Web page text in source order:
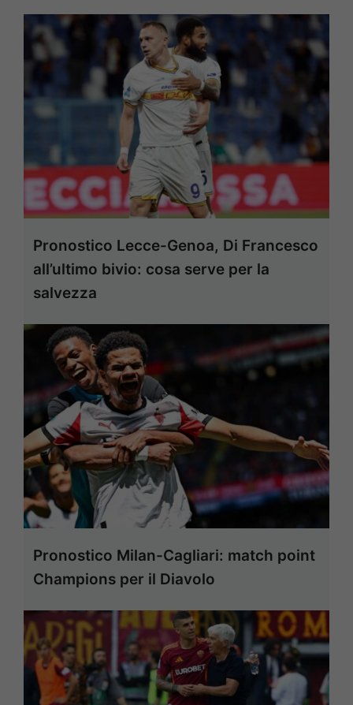
Pronostico Lecce-Genoa, Di Francesco
all’ultimo bivio: cosa serve per la
salvezza
Pronostico Milan-Cagliari: match point
Champions per il Diavolo